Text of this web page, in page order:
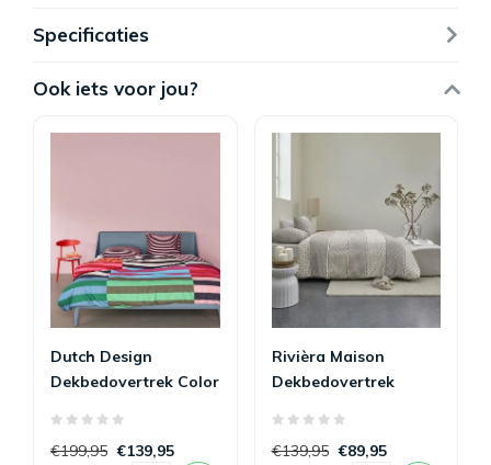
Specificaties
Ook iets voor jou?
Dutch Design
Dekbedovertrek Color
€199,95 €139,95
Rivièra Maison
Dekbedovertrek
€139,95 €89,95